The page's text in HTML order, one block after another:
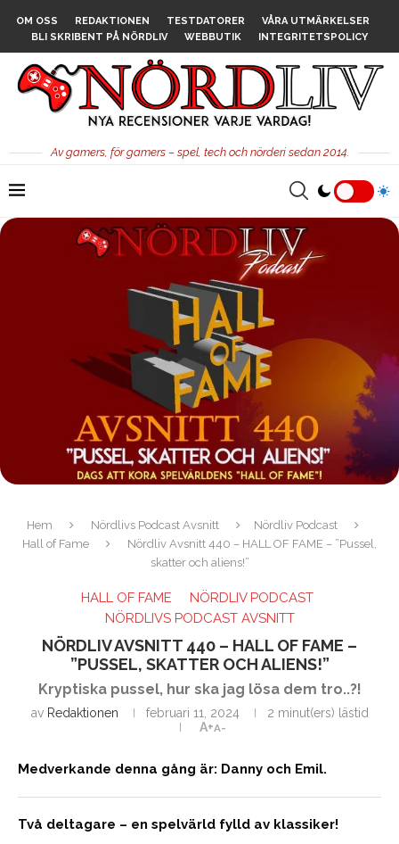
OM OSS REDAKTIONEN TESTDATORER
VÅRA UTMÄRKELSER
BLI SKRIBENT PÅ NÖRDLIV
WEBBUTIK INTEGRITETSPOLICY
Av gamers, för gamers – spel, tech och nörderi sedan 2014.
Hem Nördlivs Podcast Avsnitt
Nördliv Podcast
Hall of Fame
Nördliv Avsnitt 440 – HALL OF FAME – ”Pussel,
skatter och aliens!”
HALL OF FAME
NÖRDLIV PODCAST
NÖRDLIVS PODCAST AVSNITT
NÖRDLIV AVSNITT 440 – HALL OF FAME –
”PUSSEL, SKATTER OCH ALIENS!”
Kryptiska pussel, hur ska jag lösa dem tro..?!
av Redaktionen februari 11, 2024
2 minut(ers) lästid
A+A-
Medverkande denna gång är: Danny och Emil.
Två deltagare – en spelvärld fylld av klassiker!